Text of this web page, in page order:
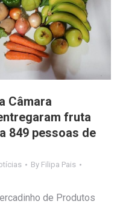
Câmara
fruta
849 pessoas de
By Filipa Pais
de Produtos